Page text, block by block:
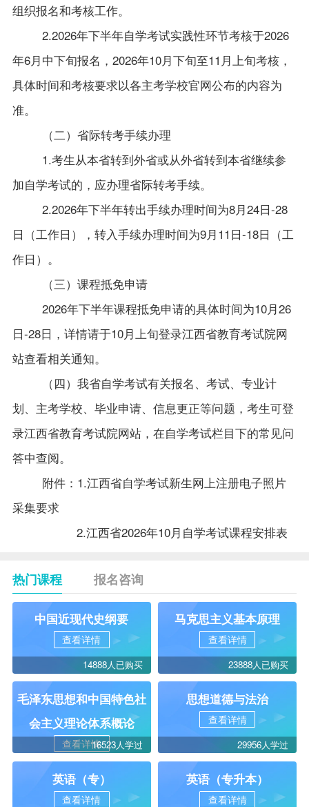
组织报名和考核工作。
2.2026年下半年自学考试实践性环节考核于2026
年6月中下旬报名，2026年10月下旬至11月上旬考核，
具体时间和考核要求以各主考学校官网公布的内容为
准。
（二）省际转考手续办理
1.考生从本省转到外省或从外省转到本省继续参
加自学考试的，应办理省际转考手续。
2.2026年下半年转出手续办理时间为8月24日-28
日（工作日），转入手续办理时间为9月11日-18日（工
作日）。
（三）课程抵免申请
2026年下半年课程抵免申请的具体时间为10月26
日-28日，详情请于10月上旬登录江西省教育考试院网
站查看相关通知。
（四）我省自学考试有关报名、考试、专业计
划、主考学校、毕业申请、信息更正等问题，考生可登
录江西省教育考试院网站，在自学考试栏目下的常见问
答中查阅。
附件：1.江西省自学考试新生网上注册电子照片
采集要求
2.江西省2026年10月自学考试课程安排表
热门课程 报名咨询
中国近现代史纲要
查看详情
14888人已购买
马克思主义基本原理
查看详情
23888人已购买
毛泽东思想和中国特色社
会主义理论体系概论
查看详情16523人学过
思想道德与法治
查看详情
29956人学过
英语（专）
查看详情
英语（专升本）
查看详情